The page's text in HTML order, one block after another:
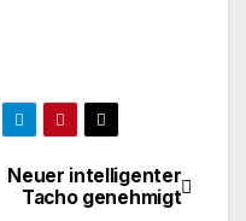
Neuer intelligenter
Tacho genehmigt